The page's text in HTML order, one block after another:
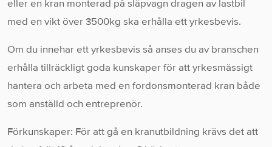
eller en kran monterad på släpvagn dragen av lastbil
med en vikt över 3500kg ska erhålla ett yrkesbevis.
Om du innehar ett yrkesbevis så anses du av branschen
erhålla tillräckligt goda kunskaper för att yrkesmässigt
hantera och arbeta med en fordonsmonterad kran både
som anställd och entreprenör.
Förkunskaper: För att gå en kranutbildning krävs det att